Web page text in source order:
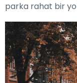
parka rahat bir